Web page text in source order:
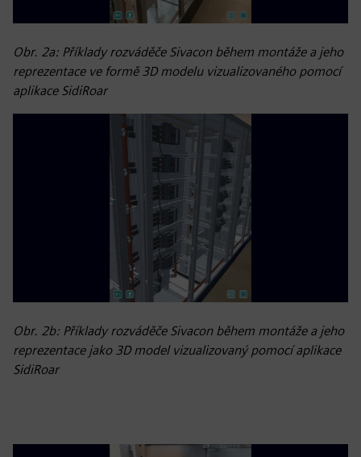
Obr. 2a: Příklady rozváděče Sivacon během montáže a jeho
reprezentace ve formě 3D modelu vizualizovaného pomocí
aplikace SidiRoar
Obr. 2b: Příklady rozváděče Sivacon během montáže a jeho
reprezentace jako 3D model vizualizovaný pomocí aplikace
SidiRoar